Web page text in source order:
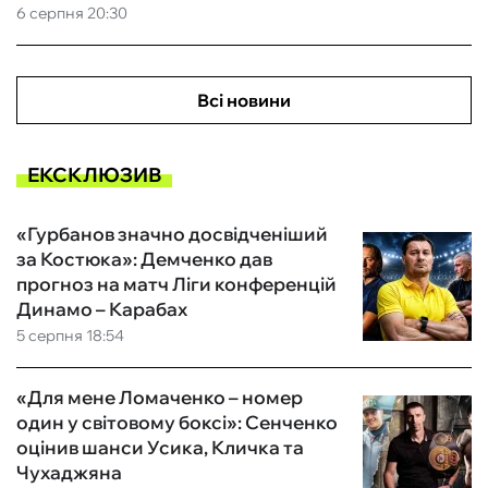
6 серпня 20:30
Всі новини
ЕКСКЛЮЗИВ
5 серпня 18:54
«Гурбанов значно досвідченіший
за Костюка»: Демченко дав
прогноз на матч Ліги конференцій
Динамо – Карабах
«Для мене Ломаченко – номер
один у світовому боксі»: Сенченко
оцінив шанси Усика, Кличка та
Чухаджяна